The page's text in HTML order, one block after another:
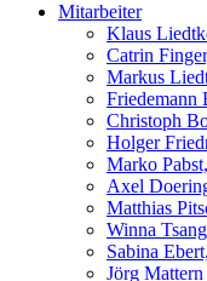
Mitarbeiter
Klaus
Catrin
Markus
Friedemann
Christoph
Holger
Marko
Axel
Matthias
Winna
Sabina
Jörg Mattern